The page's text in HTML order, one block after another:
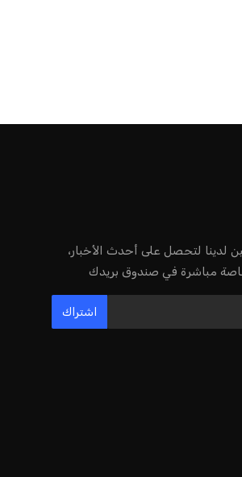
عمر إبراهيم 22 يوليو 2026
مستثمر هندي بريطاني يسعى لامتلاك
حصة في نادي ليفربول الرياضي